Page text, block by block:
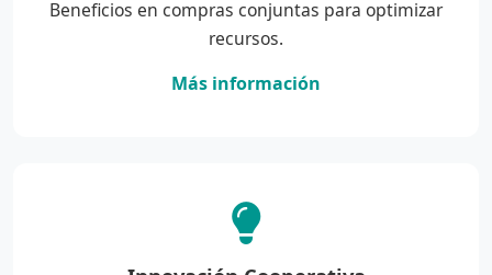
Beneficios en compras conjuntas para optimizar
recursos.
Más información